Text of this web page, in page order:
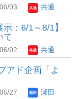
03 共通
：6/1～8/1】
て
02 共通
アド企画「よ
27 瀬田